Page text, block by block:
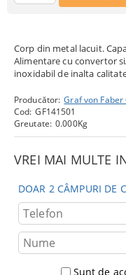
Corp din metal lacuit.
Alimentare cu convertor
inoxidabil de inalta
Producător: Graf von Faber
Cod: GF141501
Greutate: 0.000Kg
VREI MAI MULTE
DOAR 2 CÂMPURI DE
Sunt de